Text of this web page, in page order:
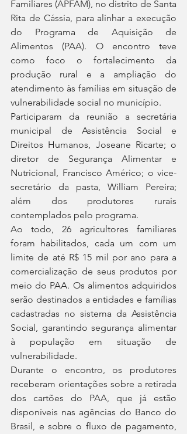
Familiares (APFAM), no distrito de Santa
Rita de Cássia, para alinhar a execução
do Programa de Aquisição de
Alimentos (PAA). O encontro teve
como foco o fortalecimento da
produção rural e a ampliação do
atendimento às famílias em situação de
vulnerabilidade social no município.
Participaram da reunião a secretária
municipal de Assistência Social e
Direitos Humanos, Joseane Ricarte; o
diretor de Segurança Alimentar e
Nutricional, Francisco Américo; o vice-
secretário da pasta, William Pereira;
além dos produtores rurais
contemplados pelo programa.
Ao todo, 26 agricultores familiares
foram habilitados, cada um com um
limite de até R$ 15 mil por ano para a
comercialização de seus produtos por
meio do PAA. Os alimentos adquiridos
serão destinados a entidades e famílias
cadastradas no sistema da Assistência
Social, garantindo segurança alimentar
à população em situação de
vulnerabilidade.
Durante o encontro, os produtores
receberam orientações sobre a retirada
dos cartões do PAA, que já estão
disponíveis nas agências do Banco do
Brasil, e sobre o fluxo de pagamento,